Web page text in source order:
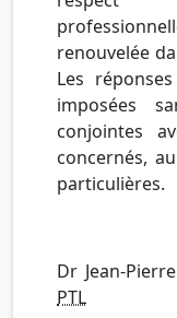
renouvelée
Les
imposées
conjointes
concernés,
particulières.
Dr Jean-
PTL